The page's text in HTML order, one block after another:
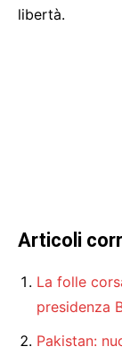
libertà.
Articoli
La folle
presidenza
Pakistan: